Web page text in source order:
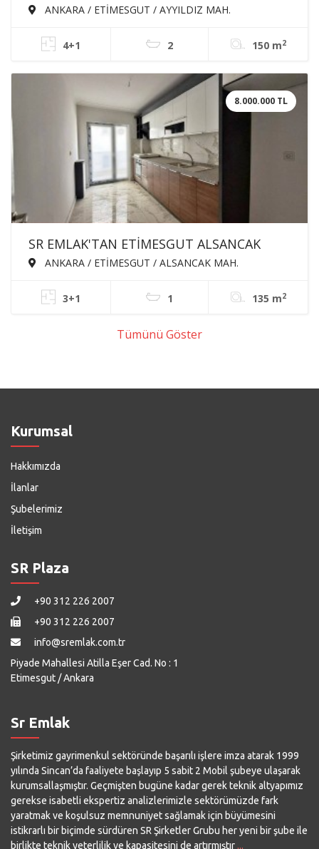
MAH'DE 4+1 150m² ÖN CEPHE EBEVEYN
KİRALIK DAİRE
ANKARA / ETİMESGUT / AYYILDIZ MAH.
4+1 2 150 m2
8.000.000 TL
SR EMLAK'TAN ETİMESGUT ALSANCAK
MAH'DE 3+1 135m² ARA KATTA ÖN CEPHE
ANKARA / ETİMESGUT / ALSANCAK MAH.
3+1 1 135 m2
Tümünü Göster
Kurumsal
Hakkımızda
İlanlar
Şubelerimiz
İletişim
SR Plaza
+90 312 226 2007
+90 312 226 2007
info@sremlak.com.tr
Piyade Mahallesi Atilla Eşer Cad. No : 1
Etimesgut / Ankara
Sr Emlak
Şirketimiz gayrimenkul sektöründe başarılı işlere imza atarak 1999
yılında Sincan’da faaliyete başlayıp 5 sabit 2 Mobil şubeye ulaşarak
kurumsallaşmıştır. Geçmişten bugüne kadar gerek teknik altyapımız
gerekse isabetli ekspertiz analizlerimizle sektörümüzde fark
yaratmak ve koşulsuz memnuniyet sağlamak için büyümesini
istikrarlı bir biçimde sürdüren SR Şirketler Grubu her yeni bir şube ile
birlikte teknik yeterlilik ve kapasitesini de artırmıştır ...